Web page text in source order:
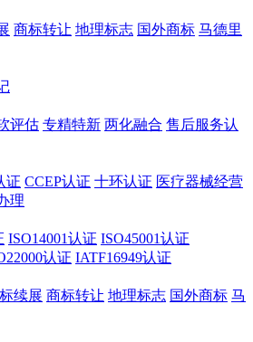
商标转让 地理标志 国外商标 马德里
评估 专精特新 两化融合 售后服务认
证 CCEP认证 十环认证 医疗器械经营
理
ISO14001认证 ISO45001认证
认证 IATF16949认证
续展 商标转让 地理标志 国外商标 马